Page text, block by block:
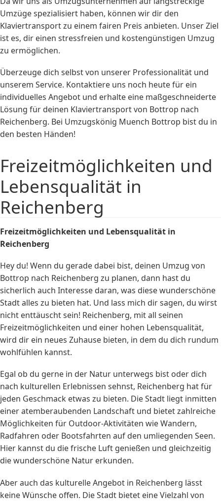
Umzüge spezialisiert haben, können wir dir den
Klaviertransport zu einem fairen Preis anbieten. Unser Ziel
ist es, dir einen stressfreien und kostengünstigen Umzug
zu ermöglichen.
Überzeuge dich selbst von unserer Professionalität und
unserem Service. Kontaktiere uns noch heute für ein
individuelles Angebot und erhalte eine maßgeschneiderte
Lösung für deinen Klaviertransport von Bottrop nach
Reichenberg. Bei Umzugskönig Muench Bottrop bist du in
den besten Händen!
Freizeitmöglichkeiten und
Lebensqualität in
Reichenberg
Freizeitmöglichkeiten und Lebensqualität in
Reichenberg
Hey du! Wenn du gerade dabei bist, deinen Umzug von
Bottrop nach Reichenberg zu planen, dann hast du
sicherlich auch Interesse daran, was diese wunderschöne
Stadt alles zu bieten hat. Und lass mich dir sagen, du wirst
nicht enttäuscht sein! Reichenberg, mit all seinen
Freizeitmöglichkeiten und einer hohen Lebensqualität,
wird dir ein neues Zuhause bieten, in dem du dich rundum
wohlfühlen kannst.
Egal ob du gerne in der Natur unterwegs bist oder dich
nach kulturellen Erlebnissen sehnst, Reichenberg hat für
jeden Geschmack etwas zu bieten. Die Stadt liegt inmitten
einer atemberaubenden Landschaft und bietet zahlreiche
Möglichkeiten für Outdoor-Aktivitäten wie Wandern,
Radfahren oder Bootsfahrten auf den umliegenden Seen.
Hier kannst du die frische Luft genießen und gleichzeitig
die wunderschöne Natur erkunden.
Aber auch das kulturelle Angebot in Reichenberg lässt
keine Wünsche offen. Die Stadt bietet eine Vielzahl von